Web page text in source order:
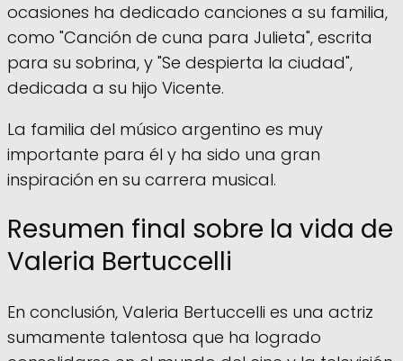
ocasiones ha dedicado canciones a su familia,
como "Canción de cuna para Julieta", escrita
para su sobrina, y "Se despierta la ciudad",
dedicada a su hijo Vicente.
La familia del músico argentino es muy
importante para él y ha sido una gran
inspiración en su carrera musical.
Resumen final sobre la vida de
Valeria Bertuccelli
En conclusión, Valeria Bertuccelli es una actriz
sumamente talentosa que ha logrado